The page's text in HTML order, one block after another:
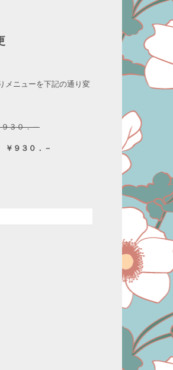
メニューを下記の通り変
３０．－
￥９３０．－